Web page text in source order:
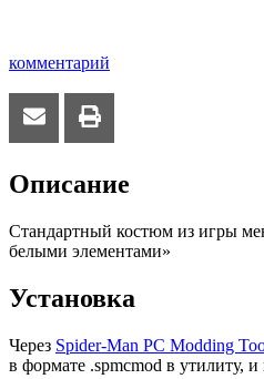
комментарий
Описание
Стандартный костюм из игры
белыми элементами»
Установка
Через Spider-Man PC Modding
в формате .spmcmod в утилиту,